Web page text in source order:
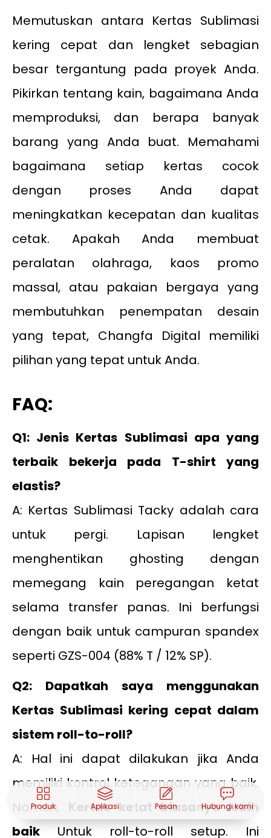
Memutuskan antara Kertas Sublimasi
kering cepat dan lengket sebagian
besar tergantung pada proyek Anda.
Pikirkan tentang kain, bagaimana Anda
memproduksi, dan berapa banyak
barang yang Anda buat. Memahami
bagaimana setiap kertas cocok
dengan proses Anda dapat
meningkatkan kecepatan dan kualitas
cetak. Apakah Anda membuat
peralatan olahraga, kaos promo
massal, atau pakaian bergaya yang
membutuhkan penempatan desain
yang tepat, Changfa Digital memiliki
pilihan yang tepat untuk Anda.
FAQ:
Q1: Jenis Kertas Sublimasi apa yang
terbaik bekerja pada T-shirt yang
elastis?
A: Kertas Sublimasi Tacky adalah cara
untuk pergi. Lapisan lengket
menghentikan ghosting dengan
memegang kain peregangan ketat
selama transfer panas. Ini berfungsi
dengan baik untuk campuran spandex
seperti GZS-004 (88% T / 12% SP).
Q2: Dapatkah saya menggunakan
Kertas Sublimasi kering cepat dalam
sistem roll-to-roll?
A: Hal ini dapat dilakukan jika Anda
memiliki kontrol ketegangan yang baik.
Namun, Kertas ketat biasanya lebih
baik Untuk roll-to-roll setup. Ini
Produk Aplikasi Pesan Hubungi kami